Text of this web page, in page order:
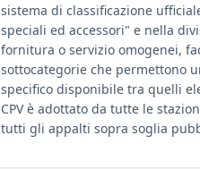
sistema di classificazione
speciali ed accessori" e nella
fornitura o servizio omogenei,
sottocategorie che permettono
specifico disponibile tra quelli
CPV è adottato da tutte le
tutti gli appalti sopra soglia